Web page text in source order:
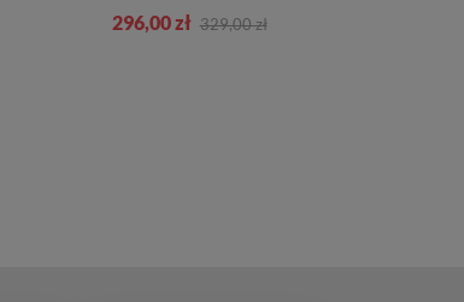
296,00 zł 329,00 zł